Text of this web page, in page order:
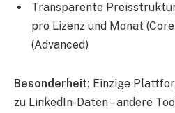
Transparente
pro Lizenz und Monat
(Advanced)
Besonderheit: Einzige
zu LinkedIn-Daten – andere